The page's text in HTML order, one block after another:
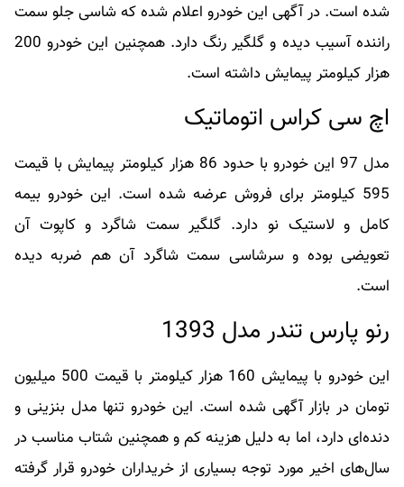
شده‌ است. در آگهی این خودرو اعلام شده که شاسی جلو سمت
راننده آسیب دیده و گلگیر رنگ دارد. همچنین این خودرو 200
هزار کیلومتر پیمایش داشته‌ است.
اچ سی کراس اتوماتیک
مدل 97 این خودرو با حدود 86 هزار کیلومتر پیمایش با قیمت
595 کیلومتر برای فروش عرضه شده‌ است. این خودرو بیمه
کامل و لاستیک نو دارد. گلگیر سمت شاگرد و کاپوت آن
تعویضی بوده و سرشاسی سمت شاگرد آن هم ضربه دیده‌
است.
رنو پارس تندر مدل 1393
این خودرو با پیمایش 160 هزار کیلومتر با قیمت 500 میلیون
تومان در بازار آگهی شده‌ است. این خودرو تنها مدل بنزینی و
دنده‌ای دارد، اما به دلیل هزینه کم و همچنین شتاب مناسب در
سال‌های اخیر مورد توجه بسیاری از خریداران خودرو قرار گرفته‌